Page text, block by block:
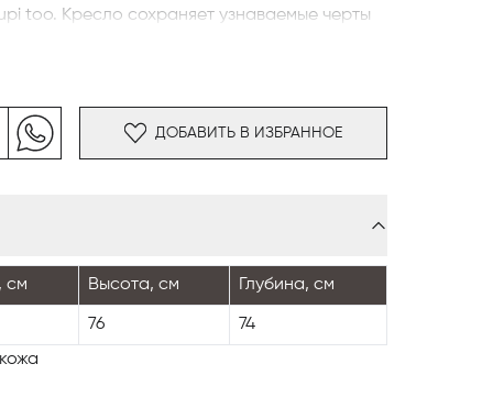
too. Кресло сохраняет узнаваемые черты
ощущение уюта и обволакивающей
адаптировать её к самым разным
основание усиливает
ДОБАВИТЬ В ИЗБРАННОЕ
см Высота, см Глубина, см
76 74